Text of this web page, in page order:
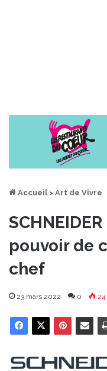
Accueil > Art de Vivre
SCHNEIDER
pouvoir de
chef
23 mars 2022 0 24